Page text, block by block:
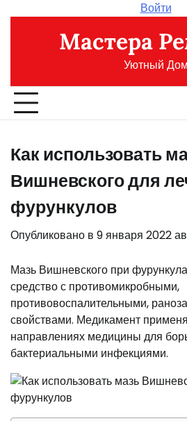
содержимому
Войти
Мастера
Уютный Дом
Как использовать
Вишневского для
фурункулов
Опубликовано в 9 января 2022
Мазь Вишневского при
средство с противомикробными,
противовоспалительными,
свойствами. Медикамент
направлениях медицины для
бактериальными инфекциями.